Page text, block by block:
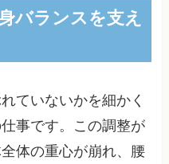
バランスを支え
ていないかを細かく
事です。この調整が
体の重心が崩れ、腰